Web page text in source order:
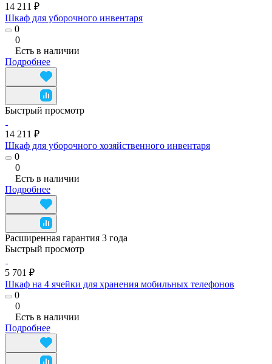
14 211 ₽
Шкаф для уборочного инвентаря
0
0
Есть в наличии
Подробнее
Быстрый просмотр
14 211 ₽
Шкаф для уборочного хозяйственного инвентаря
0
0
Есть в наличии
Подробнее
Расширенная гарантия 3 года
Быстрый просмотр
5 701 ₽
Шкаф на 4 ячейки для хранения мобильных телефонов
0
0
Есть в наличии
Подробнее